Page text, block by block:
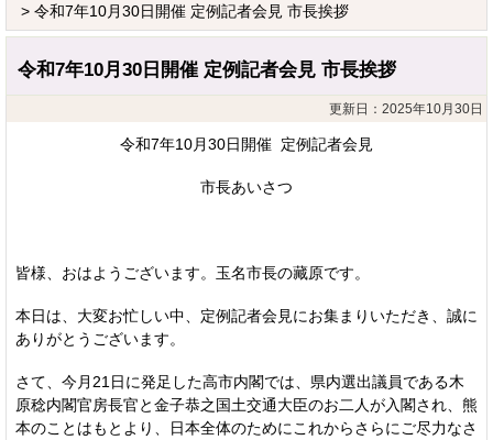
> 令和7年10月30日開催 定例記者会見 市長挨拶
令和7年10月30日開催 定例記者会見 市長挨拶
更新日：2025年10月30日
令和7年10月30日開催 定例記者会見
市長あいさつ
皆様、おはようございます。玉名市長の藏原です。
本日は、大変お忙しい中、定例記者会見にお集まりいただき、誠に
ありがとうございます。
さて、今月21日に発足した高市内閣では、県内選出議員である木
原稔内閣官房長官と金子恭之国土交通大臣のお二人が入閣され、熊
本のことはもとより、日本全体のためにこれからさらにご尽力なさ